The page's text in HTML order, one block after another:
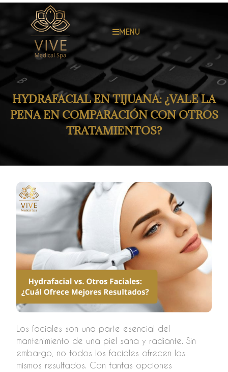
MENU
HYDRAFACIAL EN TIJUANA: ¿VALE LA
PENA EN COMPARACIÓN CON OTROS
TRATAMIENTOS?
Los faciales son una parte esencial del
mantenimiento de una piel sana y radiante. Sin
embargo, no todos los faciales ofrecen los
mismos resultados. Con tantas opciones